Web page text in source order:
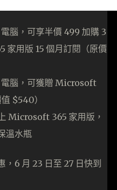
腦，可享半價 499 加購 3
用版 15 個月訂閱（原價
腦，可獲贈 Microsoft
$540）
Microsoft 365 家用版，
溫水瓶
6 月 23 日至 27 日快到